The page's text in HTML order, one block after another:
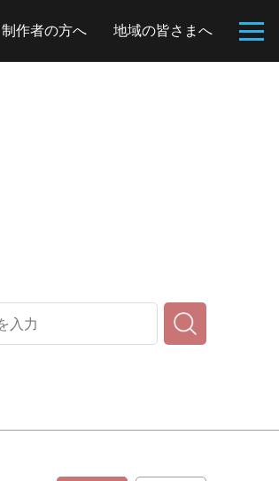
制作者の方へ 地域の皆さまへ